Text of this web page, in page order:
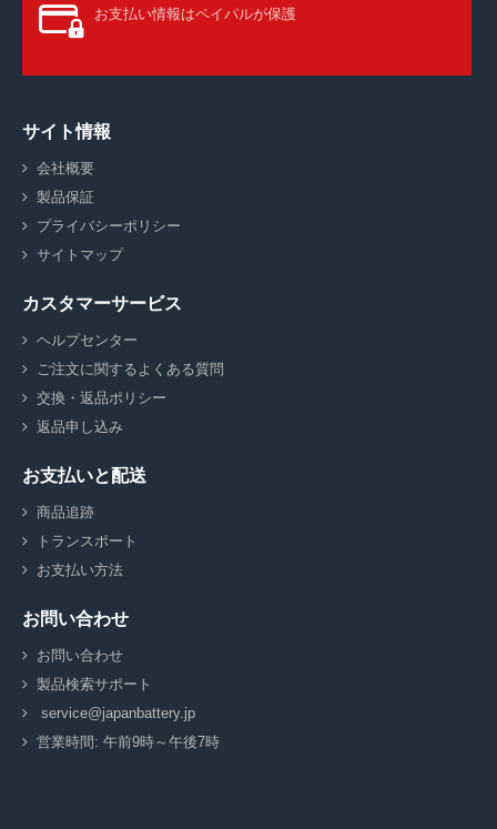
お支払い情報はペイパルが保護
サイト情報
会社概要
製品保証
プライバシーポリシー
サイトマップ
カスタマーサービス
ヘルプセンター
ご注文に関するよくある質問
交換・返品ポリシー
返品申し込み
お支払いと配送
商品追跡
トランスポート
お支払い方法
お問い合わせ
お問い合わせ
製品検索サポート
service@japanbattery.jp
営業時間: 午前9時～午後7時